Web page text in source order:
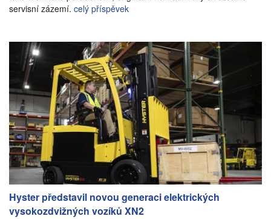
servisní zázemí. celý příspěvek
Hyster představil novou generaci elektrických
vysokozdvižných vozíků XN2